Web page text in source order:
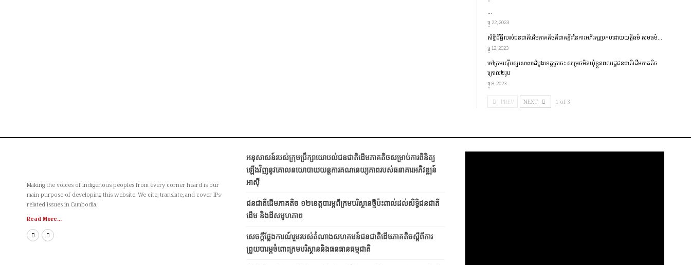
…
ធ្នូ 22, 2023
សិទ្ធិដីធ្លីរបស់ជនជាតិដើមភាគតិចគឺជាគន្លឹះនៃការអភិរក្សប្រកប​ដោយ​​យុត្តិធម៌ សមធម៌…
ធ្នូ 12, 2023
ចៅក្រមស៊ើបសួរសាលាដំបូងខេត្តក្រចេះ សម្រេចមិនឃុំខ្លួនពលរដ្ឋជនជាតិដើមភាគតិច
ក្រោល២រូប
ធ្នូ 8, 2023
PREV NEXT 1 of 3
Making the voices of indigenous peoples from every corner heard is our
main purpose of developing this website. We cite, translate, and cover IPs-
related issues in Cambodia.
Read More...
អនុសាសន៍របស់ក្រុមប្រឹក្សាយោបល់ជនជាតិដើមភាគតិចសម្រាប់ការពិនិត្យ
ឡើងវិញនូវគោលនយោបាយយន្តការគណនេយ្យភាពរបស់ធនាគារអភិវឌ្ឍន៍
អាស៊ី
ជនជាតិ​ដើម​ភាគតិច ១២​ខេត្ត​​បារម្ភ​ពី​ក្រម​បរិស្ថាន​ថ្មី​ប៉ះពាល់​ដល់​សិទ្ធិ​ជនជាតិ​
ដើម និង​ដី​សមូហភាព
សេចក្តីថ្លែងការណ៍រួមរបស់តំណាងសហគមន៍ជនជាតិដើមភាគតិចស្តីពីការ
ព្រួយបារម្ភចំពោះក្រមបរិស្ថាននិងធនធានធម្មជាតិ